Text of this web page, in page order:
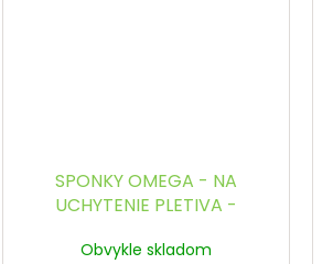
SPONKY OMEGA - NA
UCHYTENIE PLETIVA -
Obvykle skladom